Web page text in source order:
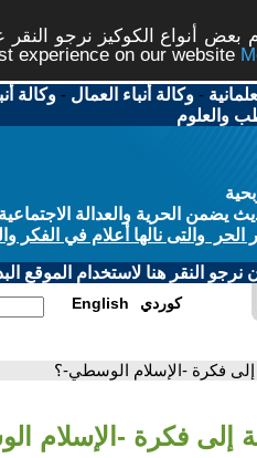
أنواع الكوكيز نرجو
experience on our website
-وكالة أنباء العمال -وكالة
والعلوم
الحرية والعدالة
والتى نالها أعلام في الفكر
النقر هنا لاستخدام الموقع
English كوردي
إلى فكرة -الإسلام الوسطي-؟
إلى فكرة -الإسلام